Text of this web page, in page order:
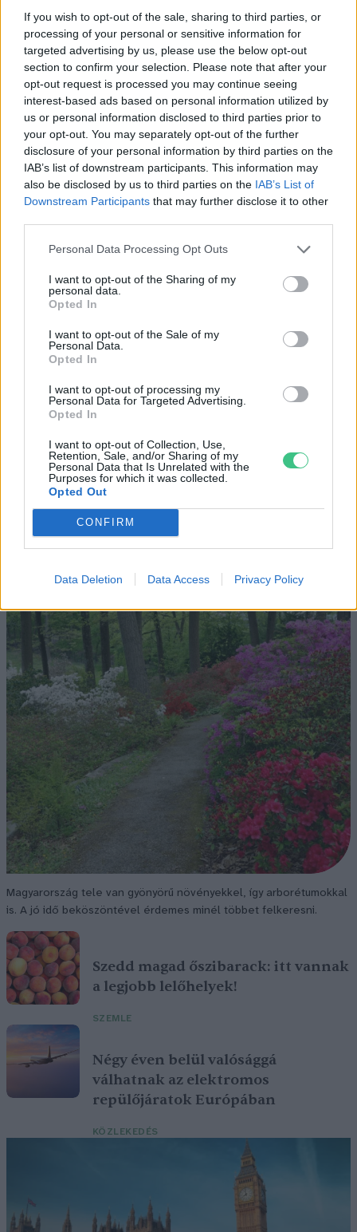
If you wish to opt-out of the sale, sharing to third parties, or
processing of your personal or sensitive information for
targeted advertising by us, please use the below opt-out
section to confirm your selection. Please note that after your
opt-out request is processed you may continue seeing
interest-based ads based on personal information utilized by
us or personal information disclosed to third parties prior to
your opt-out. You may separately opt-out of the further
disclosure of your personal information by third parties on the
IAB’s list of downstream participants. This information may
also be disclosed by us to third parties on the IAB’s List of
Downstream Participants that may further disclose it to other
Personal Data Processing Opt Outs
I want to opt-out of the Sharing of my
personal data.
Opted In
I want to opt-out of the Sale of my
Personal Data.
Opted In
I want to opt-out of processing my
Personal Data for Targeted Advertising.
Opted In
I want to opt-out of Collection, Use,
Retention, Sale, and/or Sharing of my
Personal Data that Is Unrelated with the
Purposes for which it was collected.
Opted Out
CONFIRM
Data Deletion Data Access Privacy Policy
Holnapután
„Mindegy már, hogy milyen
víz, csak víz legyen” |
Holnapután
Greendex 55:58
A
az
Nem csak növényrajongóknak!
– 8 arborétum, amelyet
érdemes meglátogatni
ÉLŐ BOLYGÓNK Granát-Galló Tímea
Magyarország tele van gyönyörű növényekkel, így arborétumokkal
is. A jó idő beköszöntével érdemes minél többet felkeresni.
Szedd magad őszibarack: itt vannak
a legjobb lelőhelyek!
SZEMLE
Négy éven belül valósággá
válhatnak az elektromos
repülőjáratok Európában
KÖZLEKEDÉS